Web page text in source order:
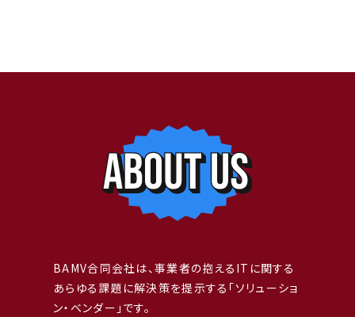
未経験者枠もあり。
面談応募はメールや各種SNSのDMでもOK。応募しやすい方法で連
絡ください。
BAMV合同会社は、事業者の抱えるITに関する
あらゆる課題に解決策を提示する「ソリューショ
ン・ベンダー」です。